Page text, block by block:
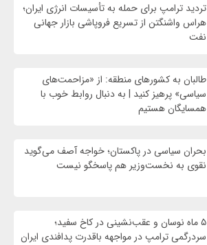
تردید ترامپ برای حمله به تأسیسات انرژی ایران؛
هراس واشنگتن از تسریع فروپاشی بازار جهانی
نفت
طالبان به کشورهای منطقه: از «مزاحمت‌های
سیاسی» پرهیز کنید | به دنبال روابط خوب با
همسایگان هستیم
بحران سیاسی در پاکستان؛ خواجه آصف می‌گوید
نقوی به نخست‌وزیر هم پاسخگو نیست
۵ ماه نوسان و عقب‌نشینی در کاخ سفید؛
سردرگمی ترامپ در مواجهه باقدرت پدافندی ایران